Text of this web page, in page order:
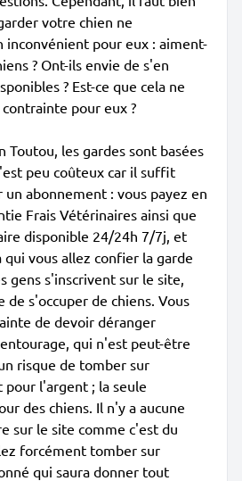
votre chien ne
inconvénient pour eux : aiment-
? Ont-ils envie de s'en
? Est-ce que cela ne
pour eux ?
Toutou, les gardes sont basées
peu coûteux car il suffit
abonnement : vous payez en
Frais Vétérinaires ainsi que
disponible 24/24h 7/7j, et
qui vous allez confier la garde
gens s'inscrivent sur le site,
s'occuper de chiens. Vous
de devoir déranger
qui n'est peut-être
risque de tomber sur
l'argent ; la seule
des chiens. Il n'y a aucune
sur le site comme c'est du
forcément tomber sur
qui saura donner tout